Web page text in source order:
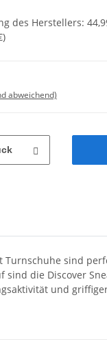
des Herstellers:
)
abweichend)
Turnschuhe sind
die Discover
und